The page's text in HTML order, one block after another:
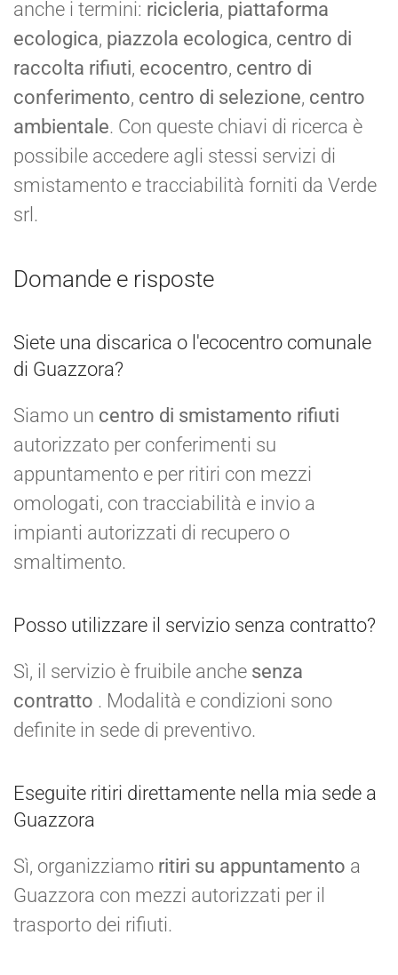
anche i termini: ricicleria, piattaforma
ecologica, piazzola ecologica, centro di
raccolta rifiuti, ecocentro, centro di
conferimento, centro di selezione, centro
ambientale. Con queste chiavi di ricerca è
possibile accedere agli stessi servizi di
smistamento e tracciabilità forniti da Verde
srl.
Domande e risposte
Siete una discarica o l'ecocentro comunale
di Guazzora?
Siamo un centro di smistamento rifiuti
autorizzato per conferimenti su
appuntamento e per ritiri con mezzi
omologati, con tracciabilità e invio a
impianti autorizzati di recupero o
smaltimento.
Posso utilizzare il servizio senza contratto?
Sì, il servizio è fruibile anche senza
contratto . Modalità e condizioni sono
definite in sede di preventivo.
Eseguite ritiri direttamente nella mia sede a
Guazzora
Sì, organizziamo ritiri su appuntamento a
Guazzora con mezzi autorizzati per il
trasporto dei rifiuti.